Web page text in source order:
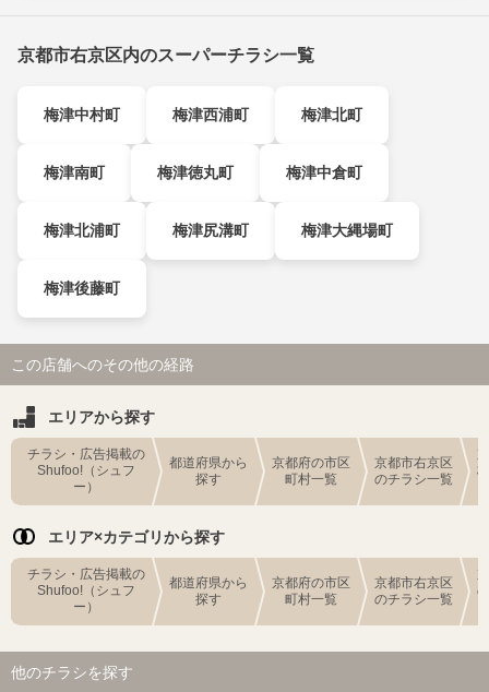
京都市右京区内のスーパーチラシ一覧
梅津中村町 梅津西浦町 梅津北町
梅津南町 梅津徳丸町 梅津中倉町
梅津北浦町 梅津尻溝町 梅津大縄場町
梅津後藤町
この店舗へのその他の経路
エリアから探す
チラシ・広告掲載の
Shufoo!（シュフ
ー）
都道府県から
探す
京都府の市区
町村一覧
京都市右京区
のチラシ一覧
エリア×カテゴリから探す
チラシ・広告掲載の
Shufoo!（シュフ
ー）
都道府県から
探す
京都府の市区
町村一覧
京都市右京区
のチラシ一覧
他のチラシを探す